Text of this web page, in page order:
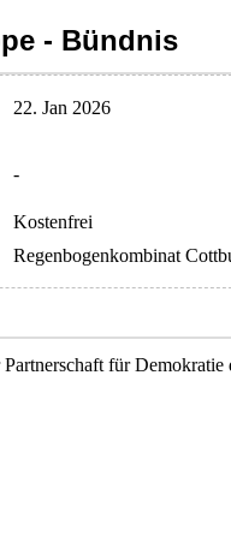
- Bündnis
22. Jan 2026
-
Kostenfrei
Regenbogenkombinat
für